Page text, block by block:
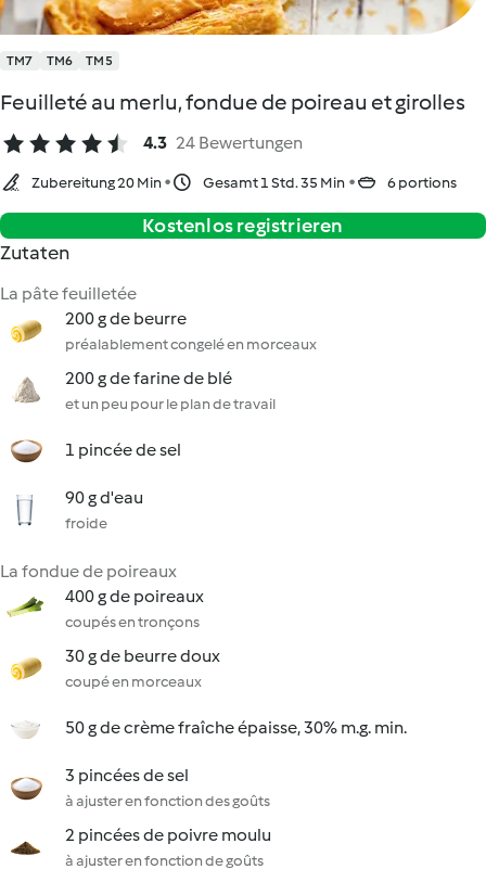
TM7 TM6 TM5
Feuilleté au merlu, fondue de poireau et girolles
4.3 24 Bewertungen
Zubereitung 20 Min Gesamt 1 Std. 35 Min 6 portions
Kostenlos registrieren
Zutaten
La pâte feuilletée
200 g de beurre
préalablement congelé en morceaux
200 g de farine de blé
et un peu pour le plan de travail
1 pincée de sel
90 g d'eau
froide
La fondue de poireaux
400 g de poireaux
coupés en tronçons
30 g de beurre doux
coupé en morceaux
50 g de crème fraîche épaisse, 30% m.g. min.
3 pincées de sel
à ajuster en fonction des goûts
2 pincées de poivre moulu
à ajuster en fonction de goûts